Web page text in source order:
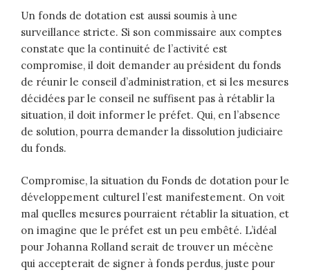
Un fonds de dotation est aussi soumis à une
surveillance stricte. Si son commissaire aux comptes
constate que la continuité de l’activité est
compromise, il doit demander au président du fonds
de réunir le conseil d’administration, et si les mesures
décidées par le conseil ne suffisent pas à rétablir la
situation, il doit informer le préfet. Qui, en l’absence
de solution, pourra demander la dissolution judiciaire
du fonds.
Compromise, la situation du Fonds de dotation pour le
développement culturel l’est manifestement. On voit
mal quelles mesures pourraient rétablir la situation, et
on imagine que le préfet est un peu embêté. L’idéal
pour Johanna Rolland serait de trouver un mécène
qui accepterait de signer à fonds perdus, juste pour